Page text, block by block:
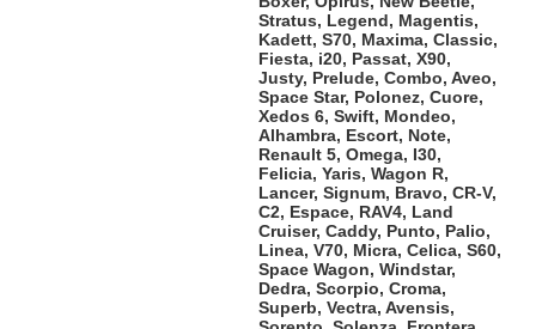
Stratus, Legend, Magentis,
Kadett, S70, Maxima, Classic,
Fiesta, i20, Passat, X90,
Justy, Prelude, Combo, Aveo,
Space Star, Polonez, Cuore,
Xedos 6, Swift, Mondeo,
Alhambra, Escort, Note,
Renault 5, Omega, I30,
Felicia, Yaris, Wagon R,
Lancer, Signum, Bravo, CR-V,
C2, Espace, RAV4, Land
Cruiser, Caddy, Punto, Palio,
Linea, V70, Micra, Celica, S60,
Space Wagon, Windstar,
Dedra, Scorpio, Croma,
Superb, Vectra, Avensis,